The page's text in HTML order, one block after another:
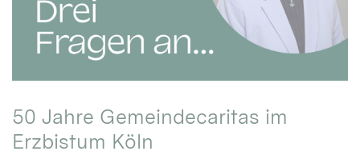
50 Jahre Gemeindecaritas im
Erzbistum Köln